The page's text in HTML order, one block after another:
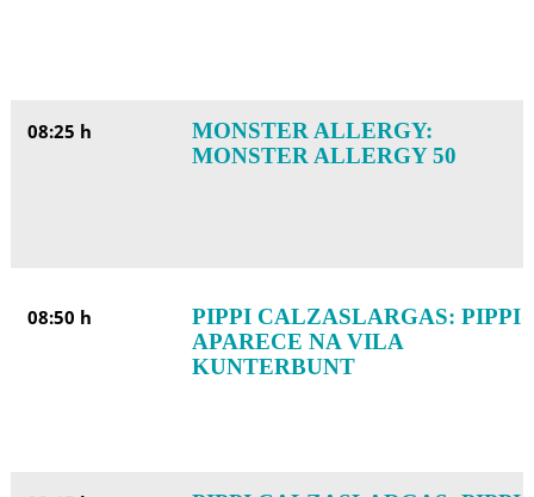
08:25 h
MONSTER ALLERGY:
MONSTER ALLERGY 50
08:50 h
PIPPI CALZASLARGAS: PIPPI
APARECE NA VILA
KUNTERBUNT